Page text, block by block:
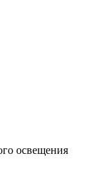
освещения